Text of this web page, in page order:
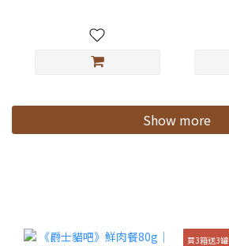
Show more
買3箱送3罐